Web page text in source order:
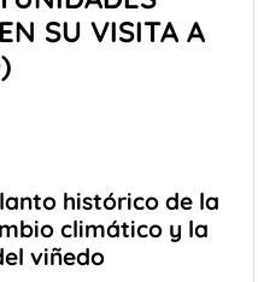
SU VISITA A
histórico de la
climático y la
viñedo